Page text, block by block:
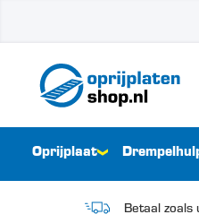
Oprijplaat
Betaal zoals